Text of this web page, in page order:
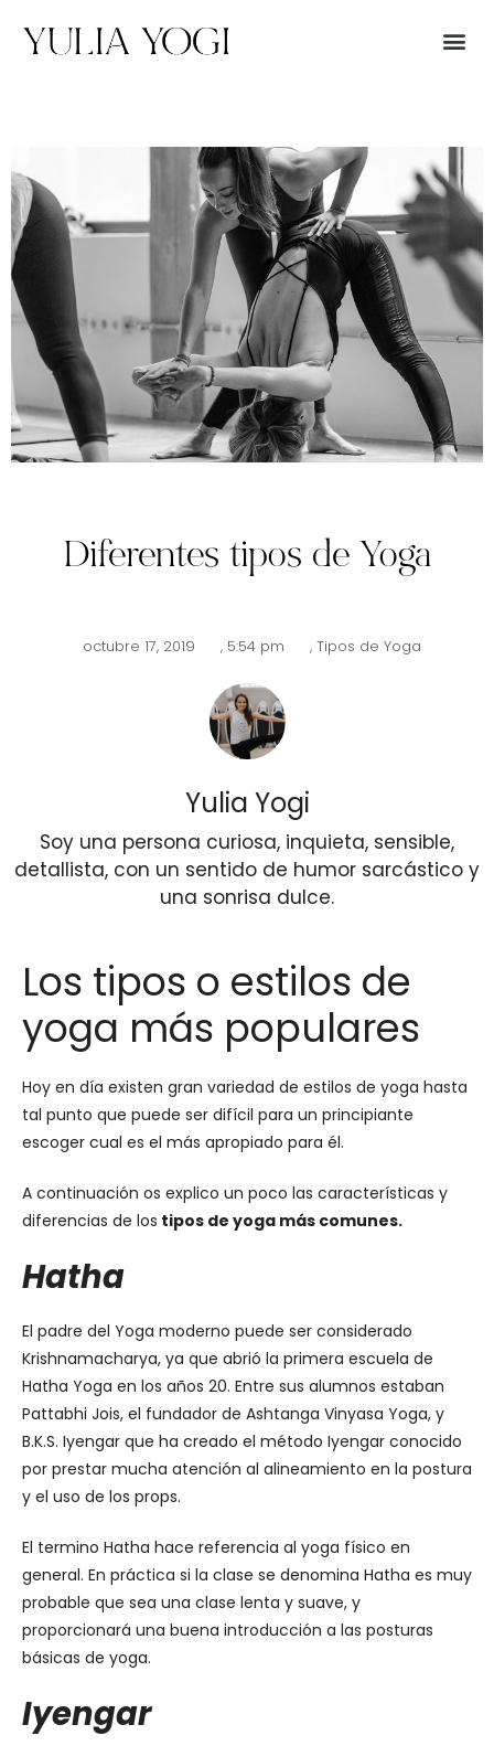
Diferentes tipos de Yoga
octubre 17, 2019 , 5:54 pm , Tipos de Yoga
Yulia Yogi
Soy una persona curiosa, inquieta, sensible,
detallista, con un sentido de humor sarcástico y
una sonrisa dulce.
Los tipos o estilos de
yoga más populares
Hoy en día existen gran variedad de estilos de yoga hasta
tal punto que puede ser difícil para un principiante
escoger cual es el más apropiado para él.
A continuación os explico un poco las características y
diferencias de los tipos de yoga más comunes.
Hatha
El padre del Yoga moderno puede ser considerado
Krishnamacharya, ya que abrió la primera escuela de
Hatha Yoga en los años 20. Entre sus alumnos estaban
Pattabhi Jois, el fundador de Ashtanga Vinyasa Yoga, y
B.K.S. Iyengar que ha creado el método Iyengar conocido
por prestar mucha atención al alineamiento en la postura
y el uso de los props.
El termino Hatha hace referencia al yoga físico en
general. En práctica si la clase se denomina Hatha es muy
probable que sea una clase lenta y suave, y
proporcionará una buena introducción a las posturas
básicas de yoga.
Iyengar